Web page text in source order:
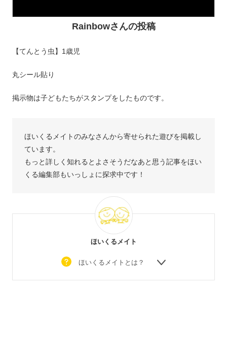
Rainbowさんの投稿
【てんとう虫】1歳児
丸シール貼り
掲示物は子どもたちがスタンプをしたものです。
ほいくるメイトのみなさんから寄せられた遊びを掲載し
ています。
もっと詳しく知れるとよさそうだなあと思う記事をほい
くる編集部もいっしょに探求中です！
ほいくるメイト
ほいくるメイトとは？